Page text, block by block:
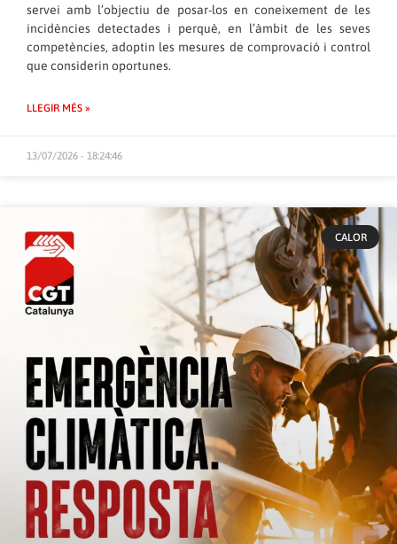
servei amb l’objectiu de posar-los en coneixement de les
incidències detectades i perquè, en l’àmbit de les seves
competències, adoptin les mesures de comprovació i control
que considerin oportunes.
LLEGIR MÉS »
13/07/2026 - 18:24:46
CALOR